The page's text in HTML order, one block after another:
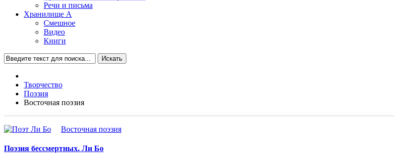
Речи и письма
Хранилище А
Смешное
Видео
Книги
Искать
Творчество
Поэзия
Восточная поэзия
Восточная поэзия
Поэзия бессмертных. Ли Бо